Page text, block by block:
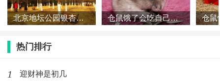
北京地坛公园银杏什么时候黄 地坛公园银杏大道怎么走 仓鼠饿了会吃自己的孩子吗 仓鼠会吃同伴吗
热门排行
1 迎财神是初几